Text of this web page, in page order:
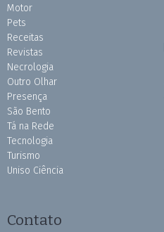
Motor
Pets
Receitas
Revistas
Necrologia
Outro Olhar
Presença
São Bento
Tá na Rede
Tecnologia
Turismo
Uniso Ciência
Contato